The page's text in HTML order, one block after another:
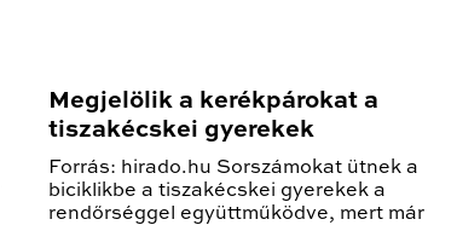
Megjelölik a kerékpárokat a
tiszakécskei gyerekek
Forrás: hirado.hu Sorszámokat ütnek a
biciklikbe a tiszakécskei gyerekek a
rendőrséggel együttműködve, mert már